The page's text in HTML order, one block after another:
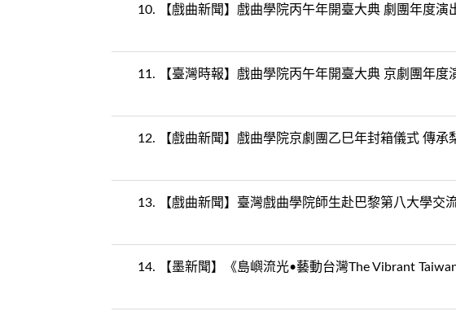
10. 【戲曲新聞】戲曲學院丙午年開臺大典 劇團年度演
11. 【臺灣時報】戲曲學院丙午年開臺大典 京劇團年度
12. 【戲曲新聞】戲曲學院京劇團乙巳年封箱儀式 傳承
13. 【戲曲新聞】臺灣戲曲學院師生赴巴黎第八大學交
14. 【墨新聞】《島嶼流光•藝動台灣The Vibrant